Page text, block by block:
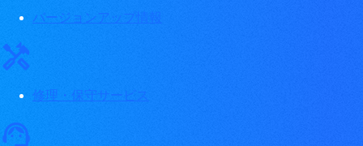
バージョンアップ情報
修理・保守サービス